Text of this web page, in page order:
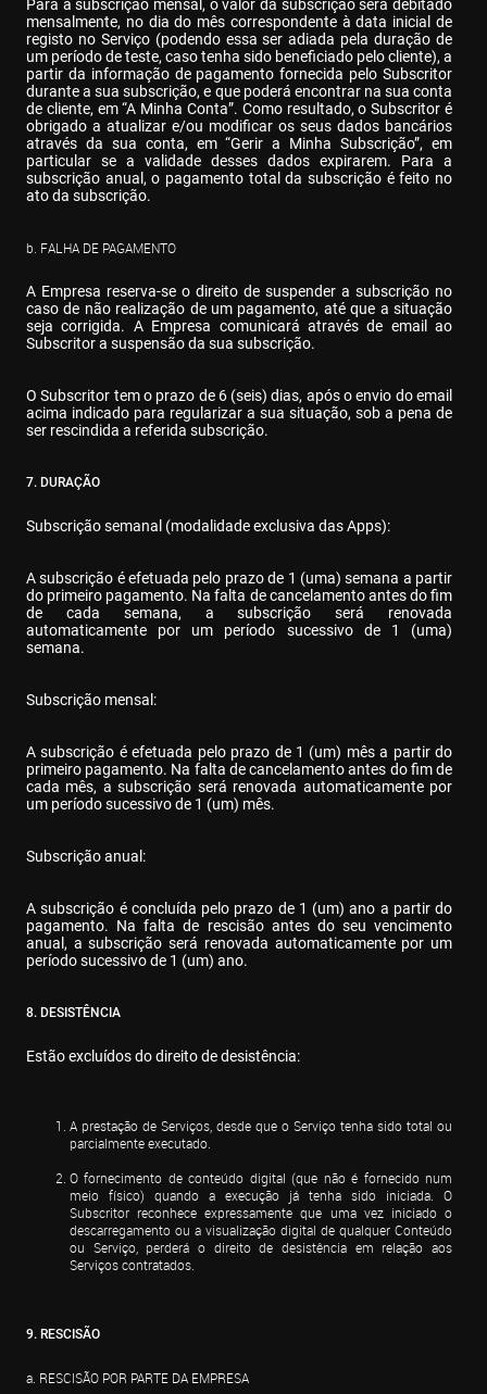
Para a subscrição mensal, o valor da subscrição será debitado
mensalmente, no dia do mês correspondente à data inicial de
registo no Serviço (podendo essa ser adiada pela duração de
um período de teste, caso tenha sido beneficiado pelo cliente), a
partir da informação de pagamento fornecida pelo Subscritor
durante a sua subscrição, e que poderá encontrar na sua conta
de cliente, em “A Minha Conta”. Como resultado, o Subscritor é
obrigado a atualizar e/ou modificar os seus dados bancários
através da sua conta, em “Gerir a Minha Subscrição”, em
particular se a validade desses dados expirarem. Para a
subscrição anual, o pagamento total da subscrição é feito no
ato da subscrição.
b. FALHA DE PAGAMENTO
A Empresa reserva-se o direito de suspender a subscrição no
caso de não realização de um pagamento, até que a situação
seja corrigida. A Empresa comunicará através de email ao
Subscritor a suspensão da sua subscrição.
O Subscritor tem o prazo de 6 (seis) dias, após o envio do email
acima indicado para regularizar a sua situação, sob a pena de
ser rescindida a referida subscrição.
7. DURAÇÃO
Subscrição semanal (modalidade exclusiva das Apps):
A subscrição é efetuada pelo prazo de 1 (uma) semana a partir
do primeiro pagamento. Na falta de cancelamento antes do fim
de cada semana, a subscrição será renovada
automaticamente por um período sucessivo de 1 (uma)
semana.
Subscrição mensal:
A subscrição é efetuada pelo prazo de 1 (um) mês a partir do
primeiro pagamento. Na falta de cancelamento antes do fim de
cada mês, a subscrição será renovada automaticamente por
um período sucessivo de 1 (um) mês.
Subscrição anual:
A subscrição é concluída pelo prazo de 1 (um) ano a partir do
pagamento. Na falta de rescisão antes do seu vencimento
anual, a subscrição será renovada automaticamente por um
período sucessivo de 1 (um) ano.
8. DESISTÊNCIA
Estão excluídos do direito de desistência:
A prestação de Serviços, desde que o Serviço tenha sido total ou
parcialmente executado.
O fornecimento de conteúdo digital (que não é fornecido num
meio físico) quando a execução já tenha sido iniciada. O
Subscritor reconhece expressamente que uma vez iniciado o
descarregamento ou a visualização digital de qualquer Conteúdo
ou Serviço, perderá o direito de desistência em relação aos
Serviços contratados.
9. RESCISÃO
a. RESCISÃO POR PARTE DA EMPRESA